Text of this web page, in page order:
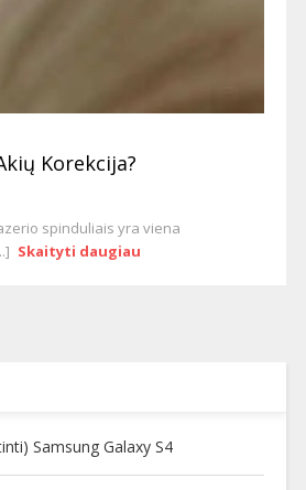
Korekcija?
spinduliais yra viena
Skaityti daugiau
Samsung Galaxy S4